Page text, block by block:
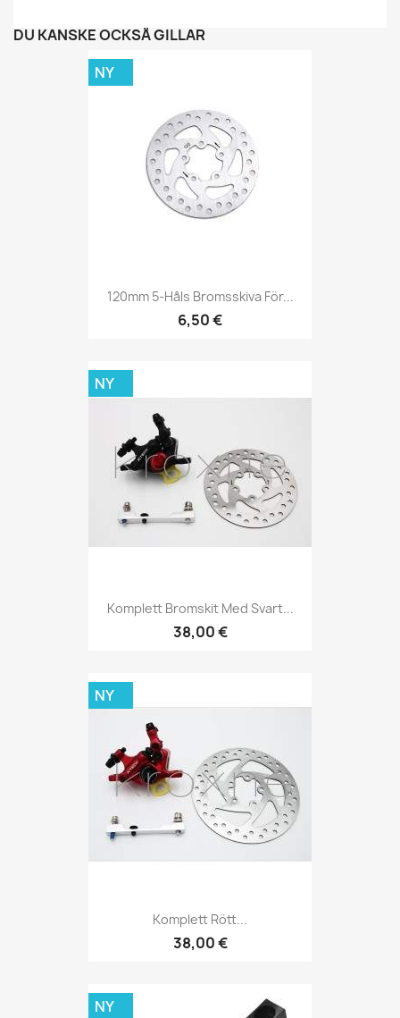
DU KANSKE OCKSÅ GILLAR
120mm 5-Håls Bromsskiva För...
6,50 €
NY
Komplett Bromskit Med Svart...
38,00 €
NY
Komplett Rött...
38,00 €
NY
NY